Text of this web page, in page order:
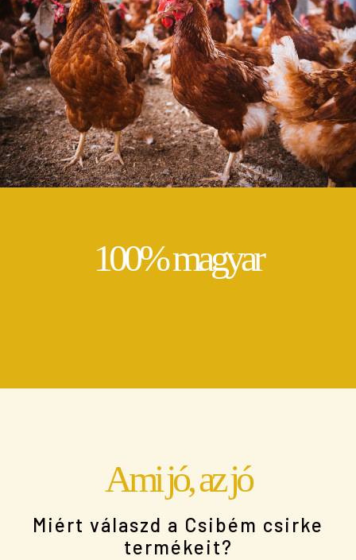
100% magyar
Ami jó, az jó
Miért válaszd a Csibém csirke
termékeit?